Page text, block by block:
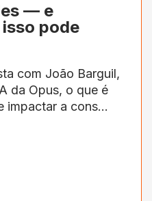
— e
pode
com João Barguil,
da Opus, o que é
impactar a cons...